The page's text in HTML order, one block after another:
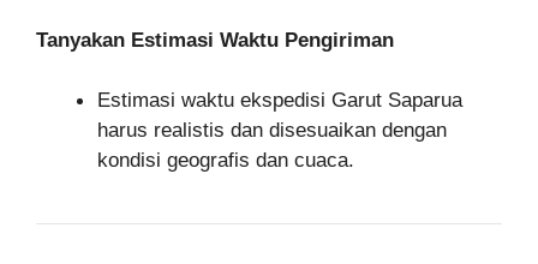
Tanyakan Estimasi Waktu Pengiriman
Estimasi waktu ekspedisi Garut Saparua
harus realistis dan disesuaikan dengan
kondisi geografis dan cuaca.